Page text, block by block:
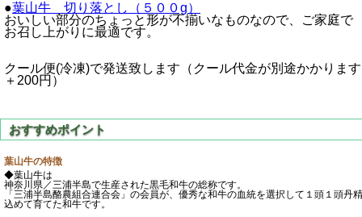
●葉山牛 切り落とし（５００g）
おいしい部分のちょっと形が不揃いなものなので、ご家庭で
お召し上がりに最適です。
クール便(冷凍)で発送致します（クール代金が別途かかります
＋200円）
葉山牛の特徴
◆葉山牛は
神奈川県／三浦半島で生産された黒毛和牛の総称です。
「三浦半島酪農組合連合会」の会員が、優秀な和牛の血統を選択して１頭１頭丹精
込めて育てた和牛です。